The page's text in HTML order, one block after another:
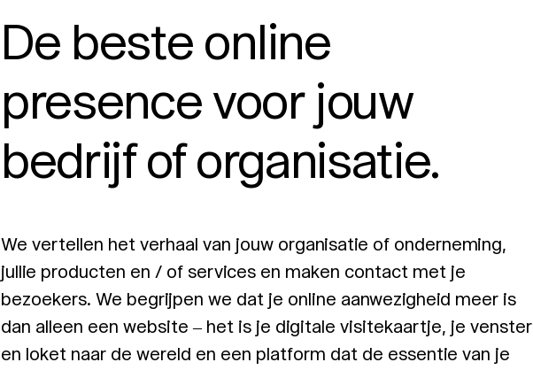
De beste online
presence voor jouw
bedrijf of organisatie.
We vertellen het verhaal van jouw organisatie of onderneming,
jullie producten en / of services en maken contact met je
bezoekers. We begrijpen we dat je online aanwezigheid meer is
dan alleen een website – het is je digitale visitekaartje, je venster
en loket naar de wereld en een platform dat de essentie van je